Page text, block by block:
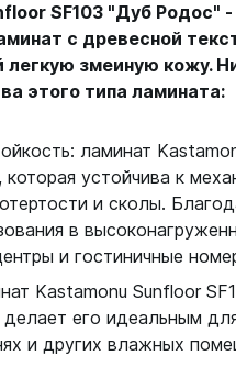
SF103 "Дуб Родос" -
с древесной
легкую змеиную кожу.
этого типа ламината:
ламинат
устойчива к
и сколы.
в
и гостиничные
Kastamonu Sunfloor
его идеальным
и других влажных